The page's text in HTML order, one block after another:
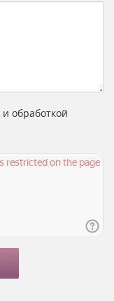
и обработкой